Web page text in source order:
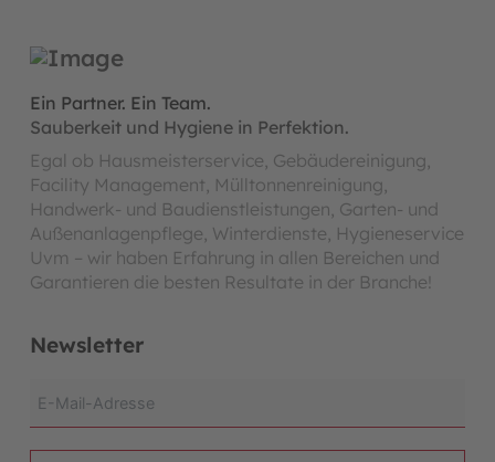
Ein Partner. Ein Team.
Sauberkeit und Hygiene in Perfektion.
Egal ob Hausmeisterservice, Gebäudereinigung,
Facility Management, Mülltonnenreinigung,
Handwerk- und Baudienstleistungen, Garten- und
Außenanlagenpflege, Winterdienste, Hygieneservice
Uvm – wir haben Erfahrung in allen Bereichen und
Garantieren die besten Resultate in der Branche!
Newsletter